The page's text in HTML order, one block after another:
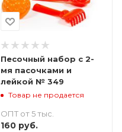
Песочный набор с 2-
мя пасочками и
лейкой № 349
Товар не продается
ОПТ от 5 тыс.
160руб.